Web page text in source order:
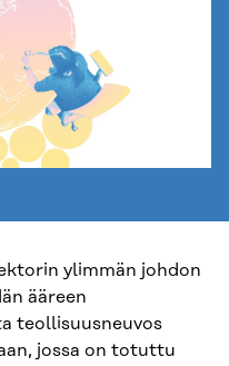
ylimmän johdon
ääreen
teollisuusneuvos
jossa on totuttu